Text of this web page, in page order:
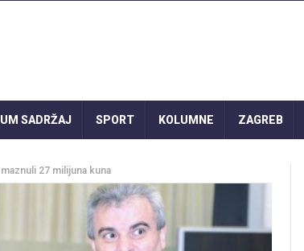
SADRŽAJ SPORT KOLUMNE ZAGREB
27 milijuna kuna